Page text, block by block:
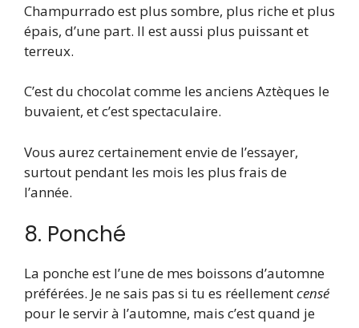
Champurrado est plus sombre, plus riche et plus
épais, d’une part. Il est aussi plus puissant et
terreux.
C’est du chocolat comme les anciens Aztèques le
buvaient, et c’est spectaculaire.
Vous aurez certainement envie de l’essayer,
surtout pendant les mois les plus frais de
l’année.
8. Ponché
La ponche est l’une de mes boissons d’automne
préférées. Je ne sais pas si tu es réellementcensé
pour le servir à l’automne, mais c’est quand je